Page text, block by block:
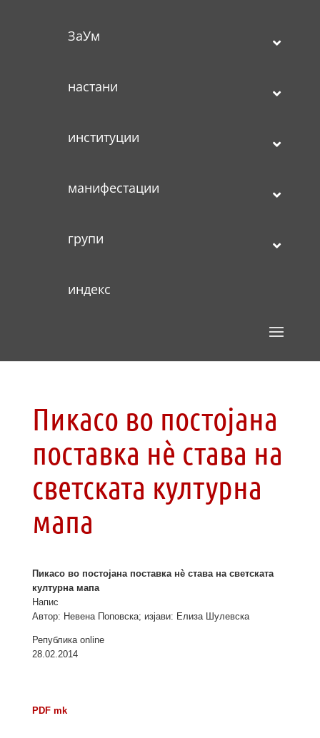
ЗаУм
настани
институции
манифестации
групи
индекс
Пикасо во постојана
поставка нѐ става на
светската културна
мапа
Пикасо во постојана поставка нѐ става на светската
културна мапа
Напис
Автор: Невена Поповска; изјави: Елиза Шулевска
Република online
28.02.2014
PDF mk